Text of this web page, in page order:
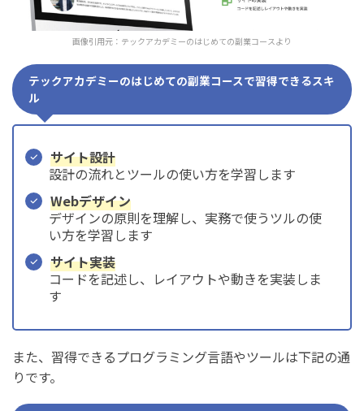
画像引用元： テックアカデミーのはじめての副業コースより
テックアカデミーのはじめての副業コースで習得できるスキ
ル
サイト設計
設計の流れとツールの使い方を学習します
Webデザイン
デザインの原則を理解し、実務で使うツルの使
い方を学習します
サイト実装
コードを記述し、レイアウトや動きを実装しま
す
また、習得できるプログラミング言語やツールは下記の通
りです。